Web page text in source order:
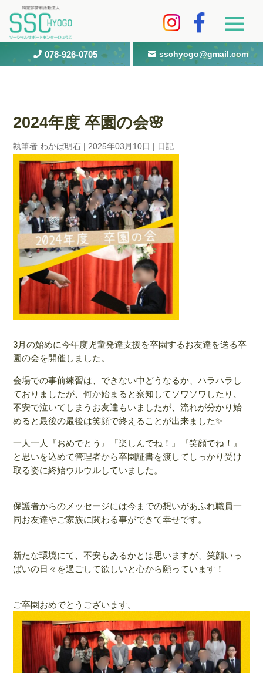
 078-926-0705  sschyogo@gmail.com
2024年度 卒園の会🌸
執筆者 わかば明石 | 2025年03月10日 | 日記
3月の始めに今年度児童発達支援を卒園するお友達を送る卒
園の会を開催しました。
会場での事前練習は、できない中どうなるか、ハラハラし
ておりましたが、何か始まると察知してソワソワしたり、
不安で泣いてしまうお友達もいましたが、流れが分かり始
めると最後の最後は笑顔で終えることが出来ました✨
一人一人『おめでとう』『楽しんでね！』『笑顔でね！』
と思いを込めて管理者から卒園証書を渡してしっかり受け
取る姿に終始ウルウルしていました。
保護者からのメッセージには今までの想いがあふれ職員一
同お友達やご家族に関わる事ができて幸せです。
新たな環境にて、不安もあるかとは思いますが、笑顔いっ
ぱいの日々を過ごして欲しいと心から願っています！
ご卒園おめでとうございます。